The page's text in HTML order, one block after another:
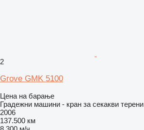
2
Grove GMK 5100
Цена на барање
Градежни машини - кран за секакви терени
2006
137.500 км